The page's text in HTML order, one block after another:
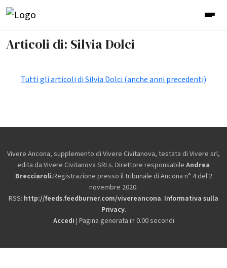
Articoli di: Silvia Dolci
Tutti gli articoli di Silvia Dolci (anche anni precedenti)
Vivere Ancona, supplemento di Vivere Civitanova, testata di Vivere srl,
edita da Vivere Civitanova SRLs. Direttore responsabile Andrea
Brecciaroli.Registrazione presso il tribunale di Ancona n° 4 del 2
novembre 2020.
RSS: http://feeds.feedburner.com/vivereancona. Informativa sulla
Privacy.
Accedi | Pagina generata in 0.00 secondi